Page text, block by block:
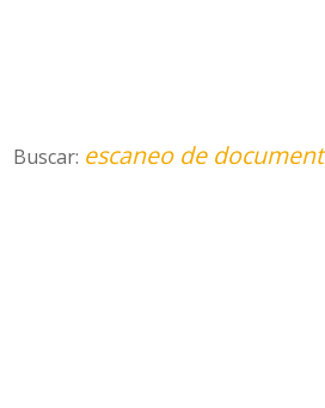
Buscar: escaneo de